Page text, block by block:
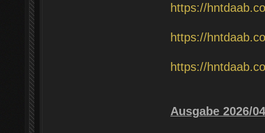
https://
https://
https://
Ausgabe 2026/04